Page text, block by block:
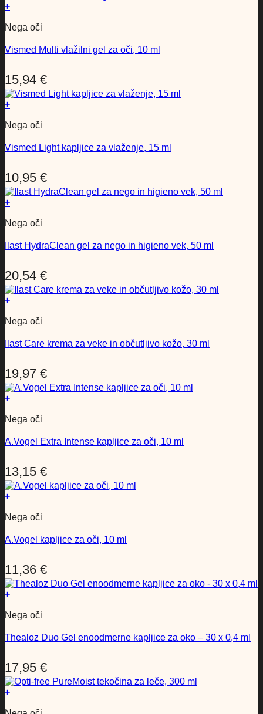
+
Nega oči
Vismed Multi vlažilni gel za oči, 10 ml
15,94 €
+
Nega oči
Vismed Light kapljice za vlaženje, 15 ml
10,95 €
+
Nega oči
Ilast HydraClean gel za nego in higieno vek, 50 ml
20,54 €
+
Nega oči
Ilast Care krema za veke in občutljivo kožo, 30 ml
19,97 €
+
Nega oči
A.Vogel Extra Intense kapljice za oči, 10 ml
13,15 €
+
Nega oči
A.Vogel kapljice za oči, 10 ml
11,36 €
+
Nega oči
Thealoz Duo Gel enoodmerne kapljice za oko – 30 x 0,4 ml
17,95 €
+